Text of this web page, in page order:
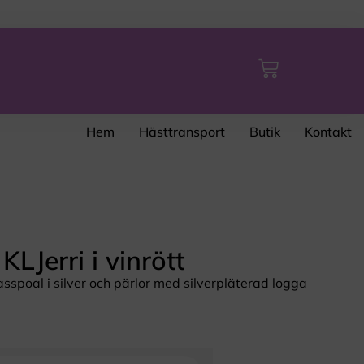
Hem Hästtransport Butik Kontakt
i vinrött
i silver och pärlor med silverpläterad logga